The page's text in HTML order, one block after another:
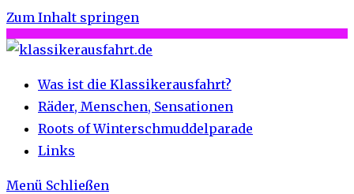
Zum Inhalt springen
Was ist die Klassikerausfahrt?
Räder, Menschen, Sensationen
Roots of Winterschmuddelparade
Links
Menü Schließen